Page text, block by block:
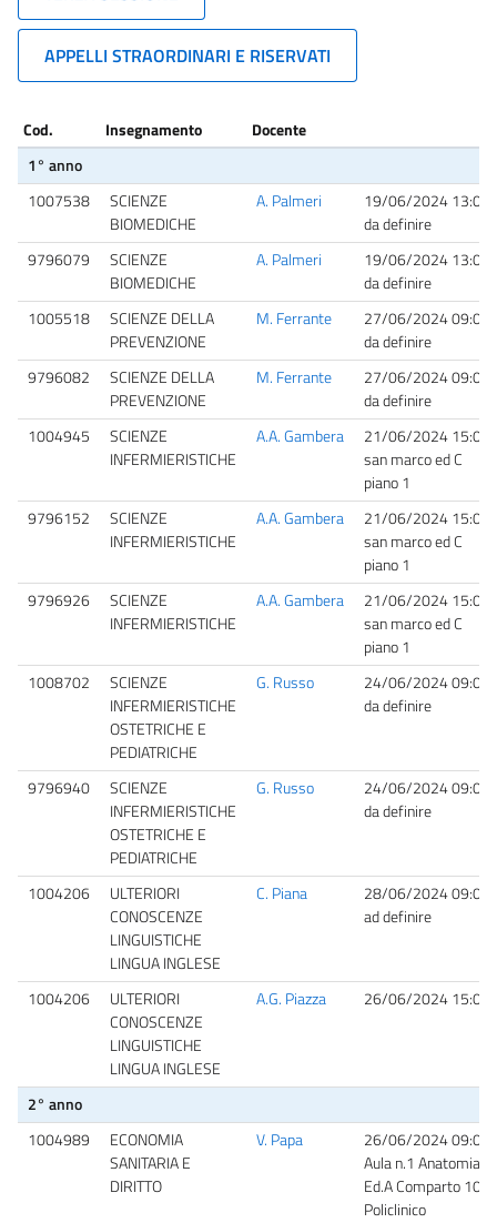
APPELLI STRAORDINARI E RISERVATI
Cod. Insegnamento
Docente
1° anno
1007538
SCIENZE
BIOMEDICHE
A. Palmeri
19/06/2024 13:00
da definire
9796079
SCIENZE
BIOMEDICHE
A. Palmeri
19/06/2024 13:00
da definire
1005518
SCIENZE DELLA
PREVENZIONE
M. Ferrante
27/06/2024 09:00
da definire
9796082
SCIENZE DELLA
PREVENZIONE
M. Ferrante
27/06/2024 09:00
da definire
1004945
SCIENZE
INFERMIERISTICHE
A.A. Gambera
21/06/2024 15:00
san marco ed C
piano 1
9796152
SCIENZE
INFERMIERISTICHE
A.A. Gambera
21/06/2024 15:00
san marco ed C
piano 1
9796926
SCIENZE
INFERMIERISTICHE
A.A. Gambera
21/06/2024 15:00
san marco ed C
piano 1
1008702
SCIENZE
INFERMIERISTICHE
OSTETRICHE E
PEDIATRICHE
G. Russo
24/06/2024 09:00
da definire
9796940
SCIENZE
INFERMIERISTICHE
OSTETRICHE E
PEDIATRICHE
G. Russo
24/06/2024 09:00
da definire
1004206
ULTERIORI
CONOSCENZE
LINGUISTICHE
LINGUA INGLESE
C. Piana
28/06/2024 09:00
ad definire
1004206
ULTERIORI
CONOSCENZE
LINGUISTICHE
LINGUA INGLESE
A.G. Piazza 26/06/2024 15:00
2° anno
1004989
ECONOMIA
SANITARIA E
DIRITTO
V. Papa
26/06/2024 09:00
Aula n.1 Anatomia,
Ed.A Comparto 10
Policlinico